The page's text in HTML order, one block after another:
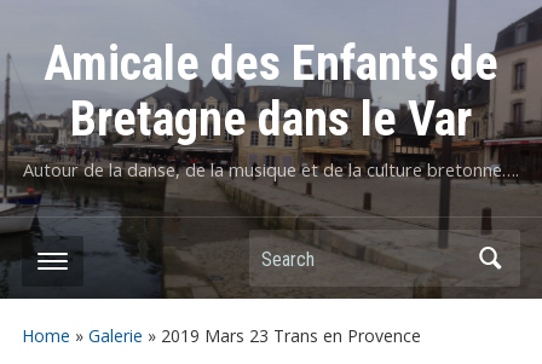
Amicale des Enfants de
Bretagne dans le Var
Autour de la danse, de la musique et de la culture bretonne….
Home » Galerie » 2019 Mars 23 Trans en Provence